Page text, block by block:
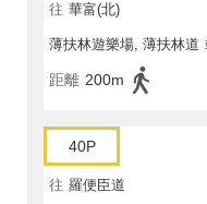
往 華富(北)
薄扶林遊樂場, 薄扶林道
距離 200m
40P
往 羅便臣道